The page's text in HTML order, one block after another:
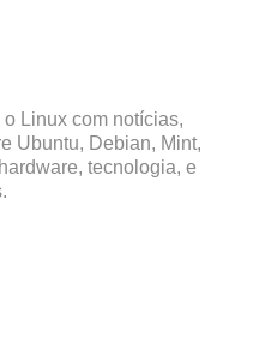
Linux com notícias,
Ubuntu, Debian, Mint,
tecnologia, e